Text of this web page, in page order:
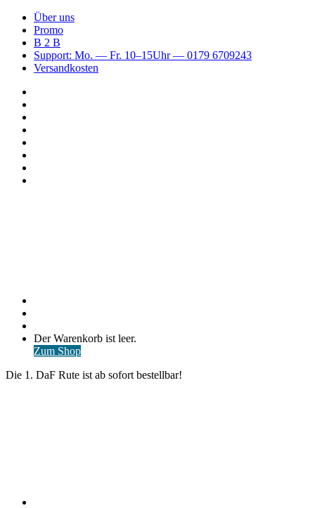
Über uns
Promo
B 2 B
Support: Mo. — Fr. 10–15Uhr — 0179 6709243
Versandkosten
Warenkorb
ansehen
Der Warenkorb ist leer.
Zum Shop
Die 1. DaF Rute ist ab sofort bestellbar!